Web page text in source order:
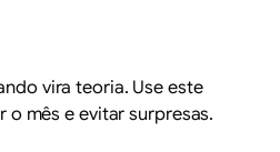
vira teoria. Use este
o mês e evitar surpresas.